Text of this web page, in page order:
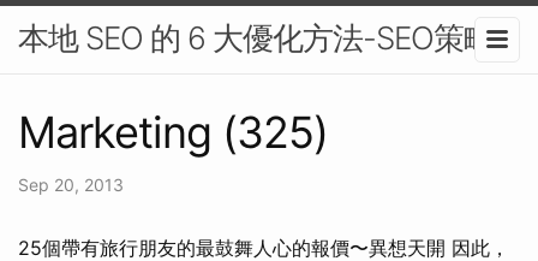
本地 SEO 的 6 大優化方法-SEO策略
Marketing (325)
Sep 20, 2013
25個帶有旅行朋友的最鼓舞人心的報價〜異想天開 因此，